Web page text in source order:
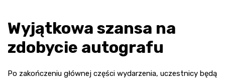
Wyjątkowa szansa na
zdobycie autografu
Po zakończeniu głównej części wydarzenia, uczestnicy będą